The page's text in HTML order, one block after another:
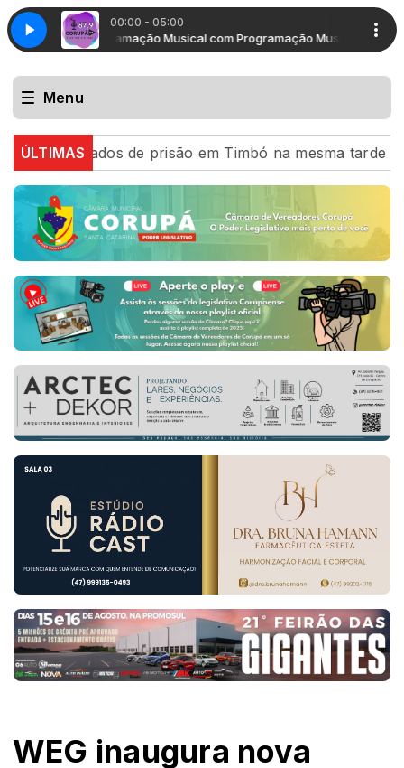
00:00 - 05:00
Programação Musical com Programação MusicalProgramação
Menu
ÚLTIMAS
de prisão em Timbó na mesma tarde PRF
WEG inaugura nova